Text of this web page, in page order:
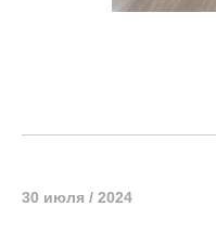
30 июля / 2024